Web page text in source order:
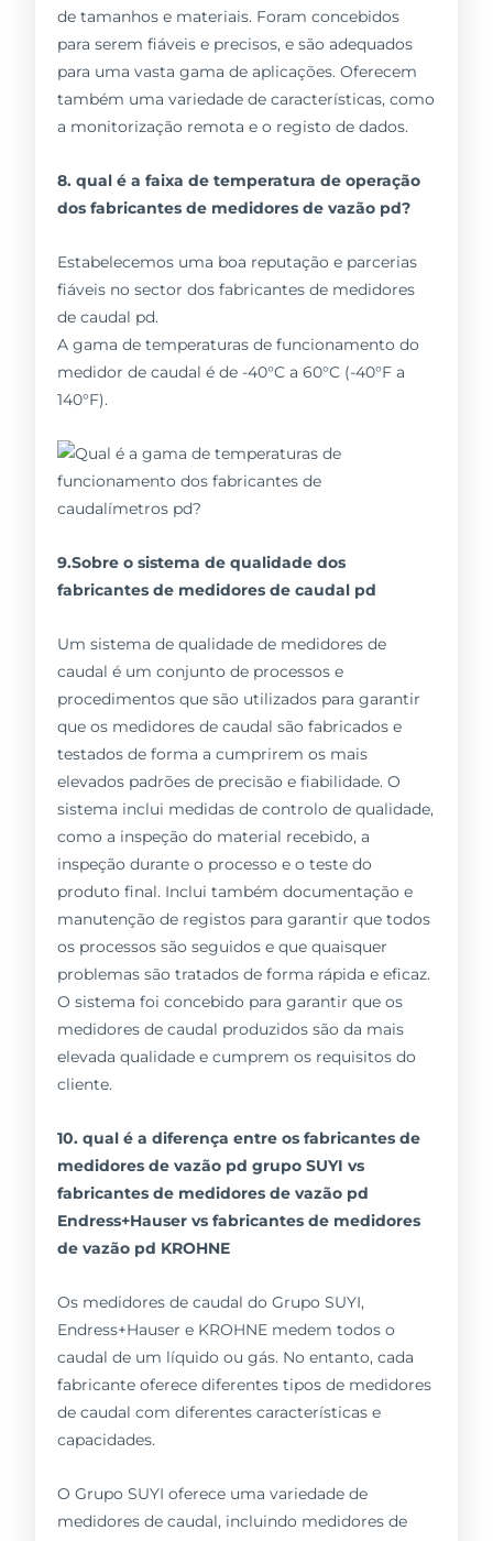
de tamanhos e materiais. Foram concebidos
para serem fiáveis e precisos, e são adequados
para uma vasta gama de aplicações. Oferecem
também uma variedade de características, como
a monitorização remota e o registo de dados.
8. qual é a faixa de temperatura de operação
dos fabricantes de medidores de vazão pd?
Estabelecemos uma boa reputação e parcerias
fiáveis no sector dos fabricantes de medidores
de caudal pd.
A gama de temperaturas de funcionamento do
medidor de caudal é de -40°C a 60°C (-40°F a
140°F).
9.Sobre o sistema de qualidade dos
fabricantes de medidores de caudal pd
Um sistema de qualidade de medidores de
caudal é um conjunto de processos e
procedimentos que são utilizados para garantir
que os medidores de caudal são fabricados e
testados de forma a cumprirem os mais
elevados padrões de precisão e fiabilidade. O
sistema inclui medidas de controlo de qualidade,
como a inspeção do material recebido, a
inspeção durante o processo e o teste do
produto final. Inclui também documentação e
manutenção de registos para garantir que todos
os processos são seguidos e que quaisquer
problemas são tratados de forma rápida e eficaz.
O sistema foi concebido para garantir que os
medidores de caudal produzidos são da mais
elevada qualidade e cumprem os requisitos do
cliente.
10. qual é a diferença entre os fabricantes de
medidores de vazão pd grupo SUYI vs
fabricantes de medidores de vazão pd
Endress+Hauser vs fabricantes de medidores
de vazão pd KROHNE
Os medidores de caudal do Grupo SUYI,
Endress+Hauser e KROHNE medem todos o
caudal de um líquido ou gás. No entanto, cada
fabricante oferece diferentes tipos de medidores
de caudal com diferentes características e
capacidades.
O Grupo SUYI oferece uma variedade de
medidores de caudal, incluindo medidores de